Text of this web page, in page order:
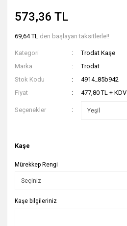
573,36 TL
69,64 TL den başlayan taksitlerle!!
Kategori
Trodat Kaşe
Marka
Trodat
Stok Kodu
4914_85b942
Fiyat
477,80 TL + KDV
Seçenekler
Kaşe
Mürekkep Rengi
Kaşe bilgileriniz